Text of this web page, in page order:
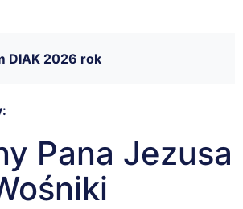
DIAK 2026 rok
Pana Jezusa